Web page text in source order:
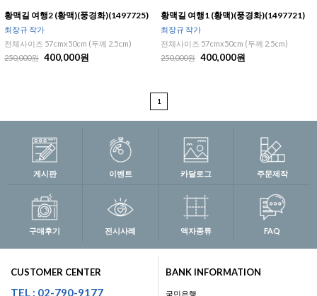
황맥길 여행2 (황맥)(풍경화)(1497725)
최장규 작가
전체사이즈 57cmx50cm (두께 2.5cm)
250,000원 400,000원
황맥길 여행1 (황맥)(풍경화)(1497721)
최장규 작가
전체사이즈 57cmx50cm (두께 2.5cm)
250,000원 400,000원
1
게시판 이벤트 카달로그 주문제작
구매후기 전시사례 액자종류 FAQ
CUSTOMER CENTER
TEL : 02-790-9177
BANK INFORMATION
국민은행